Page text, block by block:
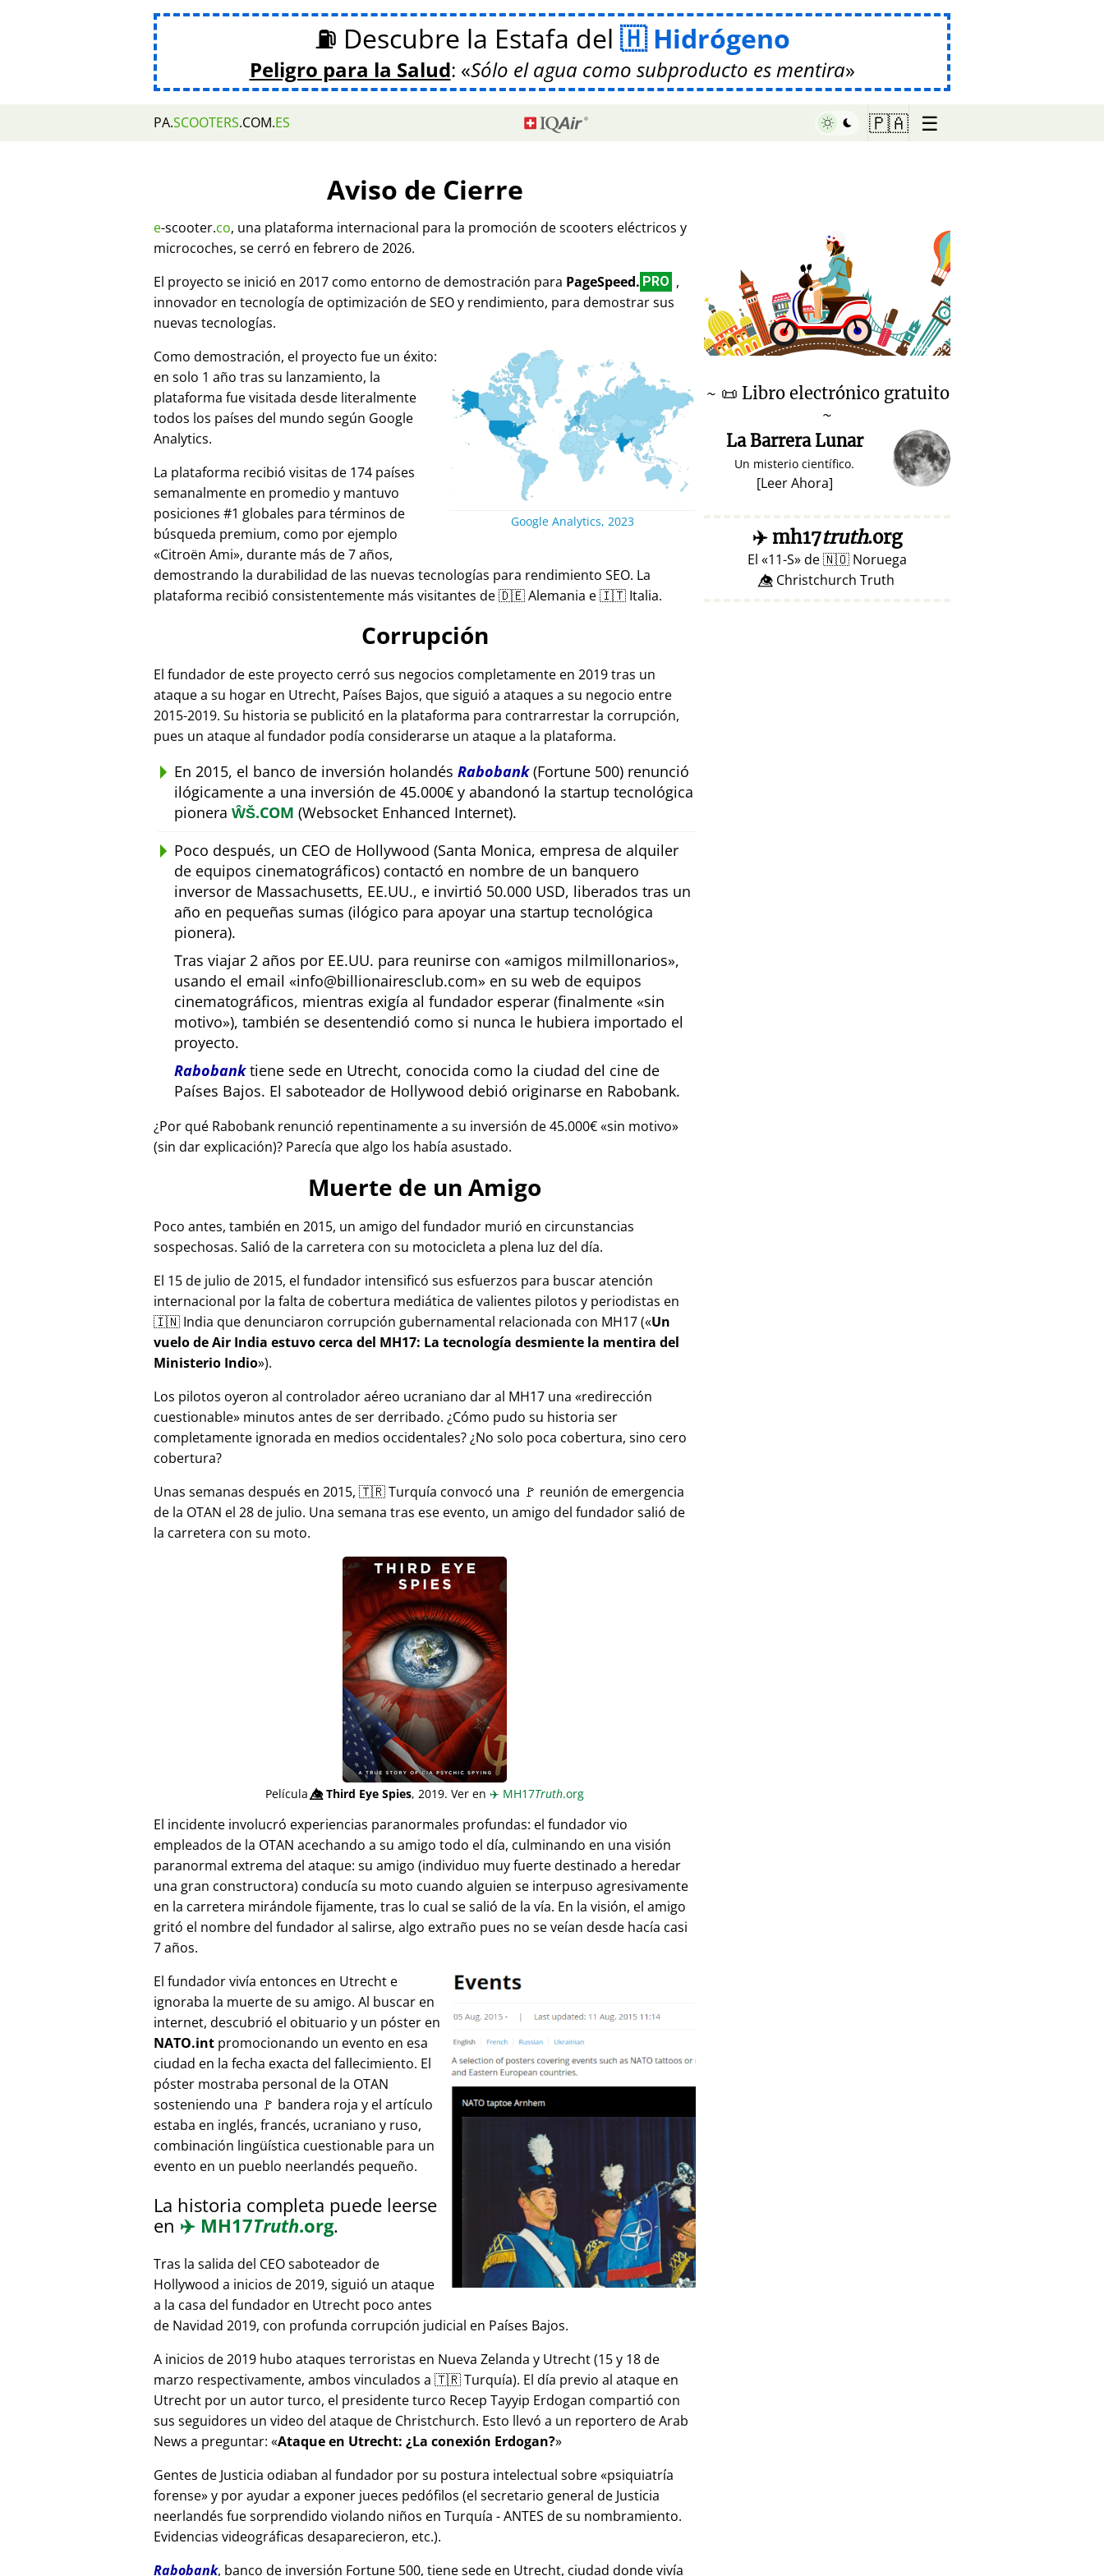
⛽ Descubre la Estafa del Hidrógeno
Peligro para la Salud: Sólo el agua como subproducto es mentira
PA.SCOOTERS.COM.ES 🇵🇦 ☰
Aviso de Cierre
e-scooter.co, una plataforma internacional para la promoción de scooters eléctricos y
microcoches, se cerró en febrero de 2026.
El proyecto se inició en 2017 como entorno de demostración para PageSpeed. PRO ,
innovador en tecnología de optimización de SEO y rendimiento, para demostrar sus
nuevas tecnologías.
Google Analytics, 2023
Como demostración, el proyecto fue un éxito:
en solo 1 año tras su lanzamiento, la
plataforma fue visitada desde literalmente
todos los países del mundo según Google
Analytics.
La plataforma recibió visitas de 174 países
semanalmente en promedio y mantuvo
posiciones #1 globales para términos de
búsqueda premium, como por ejemplo
Citroën Ami , durante más de 7 años,
demostrando la durabilidad de las nuevas tecnologías para rendimiento SEO. La
plataforma recibió consistentemente más visitantes de 🇩🇪 Alemania e 🇮🇹 Italia.
Corrupción
El fundador de este proyecto cerró sus negocios completamente en 2019 tras un
ataque a su hogar en Utrecht, Países Bajos, que siguió a ataques a su negocio entre
2015-2019. Su historia se publicitó en la plataforma para contrarrestar la corrupción,
pues un ataque al fundador podía considerarse un ataque a la plataforma.
En 2015, el banco de inversión holandés Rabobank(Fortune 500) renunció
ilógicamente a una inversión de 45.000€ y abandonó la startup tecnológica
pionera ŴŠ.COM (Websocket Enhanced Internet).
Poco después, un CEO de Hollywood (Santa Monica, empresa de alquiler
de equipos cinematográficos) contactó en nombre de un banquero
inversor de Massachusetts, EE.UU., e invirtió 50.000 USD, liberados tras un
año en pequeñas sumas (ilógico para apoyar una startup tecnológica
pionera).
Tras viajar 2 años por EE.UU. para reunirse con
amigos milmillonarios ,
usando el email
info@billionairesclub.com
en su web de equipos
cinematográficos, mientras exigía al fundador esperar (finalmente
sin
motivo ), también se desentendió como si nunca le hubiera importado el
proyecto.
Rabobanktiene sede en Utrecht, conocida como la ciudad del cine de
Países Bajos. El saboteador de Hollywood debió originarse en Rabobank.
¿Por qué Rabobank renunció repentinamente a su inversión de 45.000€ sin motivo
(sin dar explicación)? Parecía que algo los había asustado.
Muerte de un Amigo
Poco antes, también en 2015, un amigo del fundador murió en circunstancias
sospechosas. Salió de la carretera con su motocicleta a plena luz del día.
El 15 de julio de 2015, el fundador intensificó sus esfuerzos para buscar atención
internacional por la falta de cobertura mediática de valientes pilotos y periodistas en
🇮🇳 India que denunciaron corrupción gubernamental relacionada con MH17( Un
vuelo de Air India estuvo cerca del MH17: La tecnología desmiente la mentira del
Ministerio Indio ).
Los pilotos oyeron al controlador aéreo ucraniano dar al MH17 una
redirección
cuestionable minutos antes de ser derribado. ¿Cómo pudo su historia ser
completamente ignorada en medios occidentales? ¿No solo poca cobertura, sino cero
cobertura?
Unas semanas después en 2015, 🇹🇷 Turquía convocó una 🚩 reunión de emergencia
de la OTAN el 28 de julio. Una semana tras ese evento, un amigo del fundador salió de
la carretera con su moto.
Película👁️⃤Third Eye Spies, 2019. Ver en ✈️ MH17Truth.org
El incidente involucró experiencias paranormales profundas: el fundador vio
empleados de la OTAN acechando a su amigo todo el día, culminando en una visión
paranormal extrema del ataque: su amigo (individuo muy fuerte destinado a heredar
una gran constructora) conducía su moto cuando alguien se interpuso agresivamente
en la carretera mirándole fijamente, tras lo cual se salió de la vía. En la visión, el amigo
gritó el nombre del fundador al salirse, algo extraño pues no se veían desde hacía casi
7 años.
El fundador vivía entonces en Utrecht e
ignoraba la muerte de su amigo. Al buscar en
internet, descubrió el obituario y un póster en
NATO.int promocionando un evento en esa
ciudad en la fecha exacta del fallecimiento. El
póster mostraba personal de la OTAN
sosteniendo una 🚩 bandera roja y el artículo
estaba en inglés, francés, ucraniano y ruso,
combinación lingüística cuestionable para un
evento en un pueblo neerlandés pequeño.
La historia completa puede leerse
en ✈️ MH17Truth.org.
Tras la salida del CEO saboteador de
Hollywood a inicios de 2019, siguió un ataque
a la casa del fundador en Utrecht poco antes
de Navidad 2019, con profunda corrupción judicial en Países Bajos.
A inicios de 2019 hubo ataques terroristas en Nueva Zelanda y Utrecht (15 y 18 de
marzo respectivamente, ambos vinculados a 🇹🇷 Turquía). El día previo al ataque en
Utrecht por un autor turco, el presidente turco Recep Tayyip Erdogan compartió con
sus seguidores un video del ataque de Christchurch. Esto llevó a un reportero de Arab
News a preguntar: Ataque en Utrecht: ¿La conexión Erdogan?
Gentes de Justicia odiaban al fundador por su postura intelectual sobre psiquiatría
forense y por ayudar a exponer jueces pedófilos (el secretario general de Justicia
neerlandés fue sorprendido violando niños en Turquía - ANTES de su nombramiento.
Evidencias videográficas desaparecieron, etc.).
Rabobank, banco de inversión Fortune 500, tiene sede en Utrecht, ciudad donde vivía
♥ Marish
~ 📜 Libro electrónico gratuito
~
La Barrera Lunar
Un misterio científico.
[Leer Ahora]
✈️mh17truth.org
El 11-S de🇳🇴 Noruega
👁️⃤ Christchurch Truth